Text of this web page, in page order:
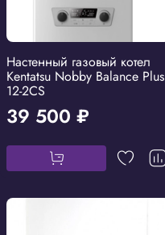
Настенный газовый котел
Kentatsu Nobby Balance Plus
12-2CS
39 500 ₽